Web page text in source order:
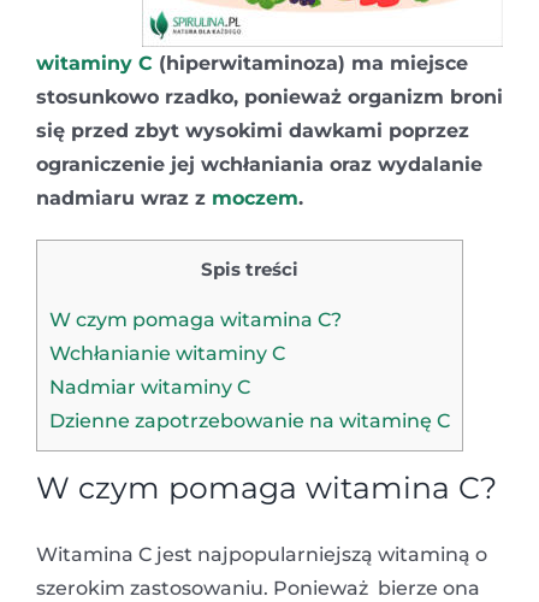
witaminy C (hiperwitaminoza) ma miejsce
stosunkowo rzadko, ponieważ organizm broni
się przed zbyt wysokimi dawkami poprzez
ograniczenie jej wchłaniania oraz wydalanie
nadmiaru wraz z moczem.
Spis treści
W czym pomaga witamina C?
Wchłanianie witaminy C
Nadmiar witaminy C
Dzienne zapotrzebowanie na witaminę C
W czym pomaga witamina C?
Witamina C jest najpopularniejszą witaminą o
szerokim zastosowaniu. Ponieważ bierze ona